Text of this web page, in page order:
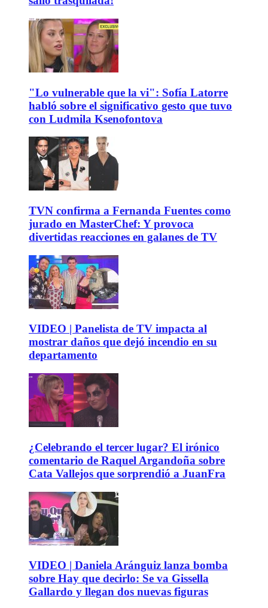
"Lo vulnerable que la vi": Sofía Latorre
habló sobre el significativo gesto que tuvo
con Ludmila Ksenofontova
TVN confirma a Fernanda Fuentes como
jurado en MasterChef: Y provoca
divertidas reacciones en galanes de TV
VIDEO | Panelista de TV impacta al
mostrar daños que dejó incendio en su
departamento
¿Celebrando el tercer lugar? El irónico
comentario de Raquel Argandoña sobre
Cata Vallejos que sorprendió a JuanFra
VIDEO | Daniela Aránguiz lanza bomba
sobre Hay que decirlo: Se va Gissella
Gallardo y llegan dos nuevas figuras